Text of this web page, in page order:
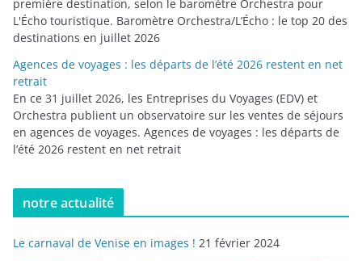
première destination, selon le baromètre Orchestra pour
L'Écho touristique. Baromètre Orchestra/L’Écho : le top 20 des
destinations en juillet 2026
Agences de voyages : les départs de l’été 2026 restent en net
retrait
En ce 31 juillet 2026, les Entreprises du Voyages (EDV) et
Orchestra publient un observatoire sur les ventes de séjours
en agences de voyages. Agences de voyages : les départs de
l’été 2026 restent en net retrait
notre actualité
Le carnaval de Venise en images ! 21 février 2024